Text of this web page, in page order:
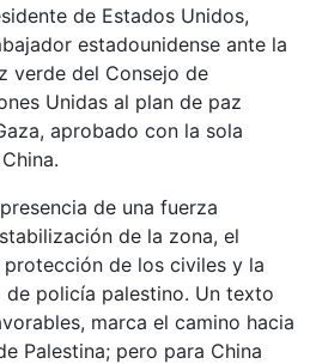
de Estados Unidos,
estadounidense ante la
verde del Consejo de
Unidas al plan de paz
aprobado con la sola
de una fuerza
de la zona, el
protección de los civiles y la
policía palestino. Un texto
marca el camino hacia
Palestina; pero para China